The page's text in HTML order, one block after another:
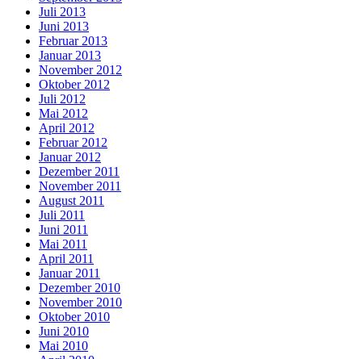
Juli 2013
Juni 2013
Februar 2013
Januar 2013
November 2012
Oktober 2012
Juli 2012
Mai 2012
April 2012
Februar 2012
Januar 2012
Dezember 2011
November 2011
August 2011
Juli 2011
Juni 2011
Mai 2011
April 2011
Januar 2011
Dezember 2010
November 2010
Oktober 2010
Juni 2010
Mai 2010